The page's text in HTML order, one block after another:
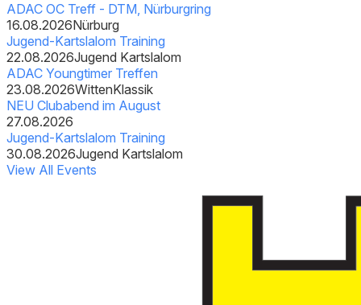
ADAC OC Treff - DTM, Nürburgring
16.08.2026Nürburg
Jugend-Kartslalom Training
22.08.2026Jugend Kartslalom
ADAC Youngtimer Treffen
23.08.2026WittenKlassik
NEU Clubabend im August
27.08.2026
Jugend-Kartslalom Training
30.08.2026Jugend Kartslalom
View All Events